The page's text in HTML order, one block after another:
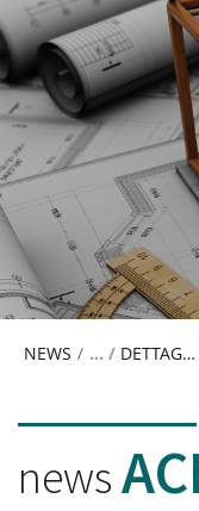
NEWS / DETTAGLIO NEWS
news